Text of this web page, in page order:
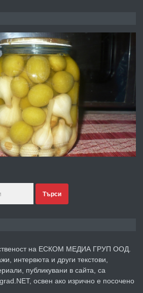
преди 10 месеца
броячна машина -
сертификат от ЕЦБ
преди 1 година
зеленчукорезачка
преди 2 години
индивидуалани уроци по
Търси
на ЕСКОМ МЕДИА ГРУП ООД.
интервюта и други текстови,
публикувани в сайта, са
освен ако изрично е посочено